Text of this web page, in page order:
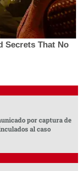
Secrets That No
por captura de
al caso